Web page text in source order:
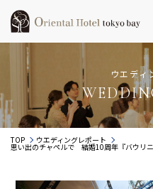
ウエディ
TOP ウエディングレポート
思い出のチャペルで 結婚10周年『バウリニ